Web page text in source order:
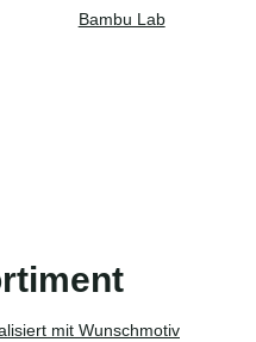
Bambu Lab